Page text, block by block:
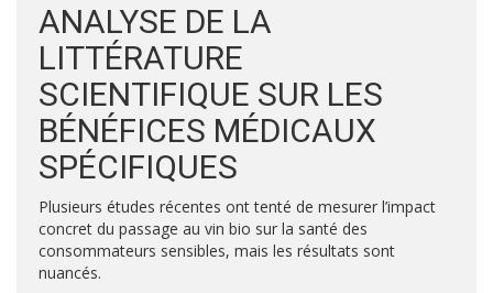
ANALYSE DE LA
LITTÉRATURE
SCIENTIFIQUE SUR LES
BÉNÉFICES MÉDICAUX
SPÉCIFIQUES
Plusieurs études récentes ont tenté de mesurer l’impact
concret du passage au vin bio sur la santé des
consommateurs sensibles, mais les résultats sont
nuancés.